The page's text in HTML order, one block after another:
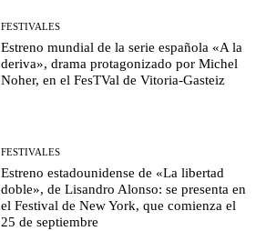
FESTIVALES
Estreno mundial de la serie española «A la
deriva», drama protagonizado por Michel
Noher, en el FesTVal de Vitoria-Gasteiz
FESTIVALES
Estreno estadounidense de «La libertad
doble», de Lisandro Alonso: se presenta en
el Festival de New York, que comienza el
25 de septiembre